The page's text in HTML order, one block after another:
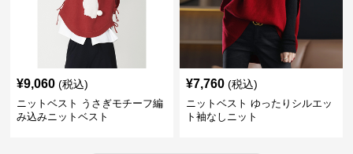
¥9,060 (税込)
ニットベスト うさぎモチーフ編
み込みニットベスト
¥7,760 (税込)
ニットベスト ゆったりシルエッ
ト袖なしニット